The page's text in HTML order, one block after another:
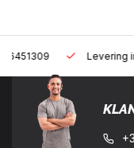
Levering in heel